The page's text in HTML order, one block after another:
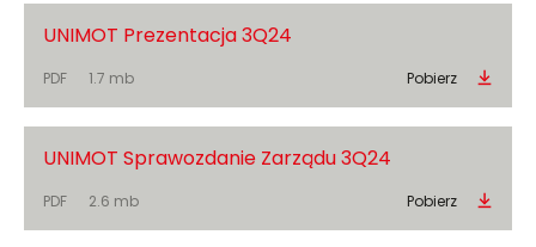
UNIMOT Prezentacja 3Q24
PDF 1.7 mb Pobierz
UNIMOT Sprawozdanie Zarządu 3Q24
PDF 2.6 mb Pobierz